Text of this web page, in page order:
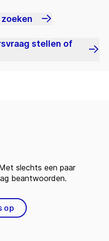
stellen of
slechts een paar
beantwoorden.
op